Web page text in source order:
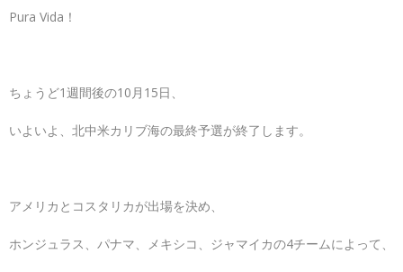
Pura Vida！
ちょうど1週間後の10月15日、
いよいよ、北中米カリブ海の最終予選が終了します。
アメリカとコスタリカが出場を決め、
ホンジュラス、パナマ、メキシコ、ジャマイカの4チームによって、